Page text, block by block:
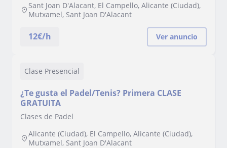
Sant Joan D'Alacant, El Campello, Alicante (Ciudad),
Mutxamel, Sant Joan D'Alacant
12€/h Ver anuncio
Clase Presencial
¿Te gusta el Padel/Tenis? Primera CLASE
GRATUITA
Clases de Padel
Alicante (Ciudad), El Campello, Alicante (Ciudad),
Mutxamel, Sant Joan D'Alacant